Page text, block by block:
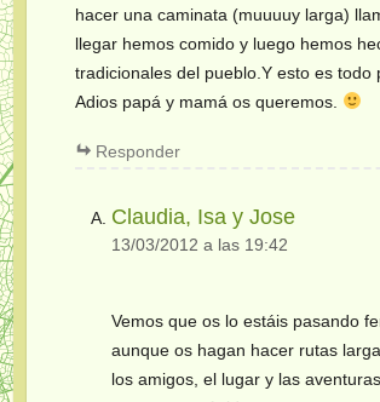
hacer una caminata (muuuuy larga)
llegar hemos comido y luego hemos
tradicionales del pueblo.Y esto es todo
Adios papá y mamá os queremos.
Responder
Claudia, Isa y Jose
13/03/2012 a las 19:42
Vemos que os lo estáis pasando
aunque os hagan hacer rutas
los amigos, el lugar y las